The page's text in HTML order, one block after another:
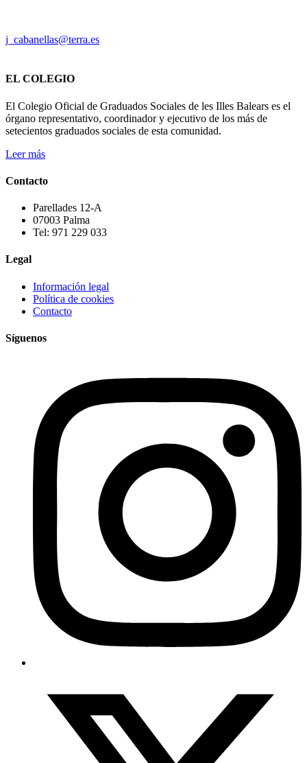
j_cabanellas@terra.es
EL COLEGIO
El Colegio Oficial de Graduados Sociales de les Illes Balears es el
órgano representativo, coordinador y ejecutivo de los más de
setecientos graduados sociales de esta comunidad.
Leer más
Contacto
Parellades 12-A
07003 Palma
Tel: 971 229 033
Legal
Información legal
Política de cookies
Contacto
Síguenos